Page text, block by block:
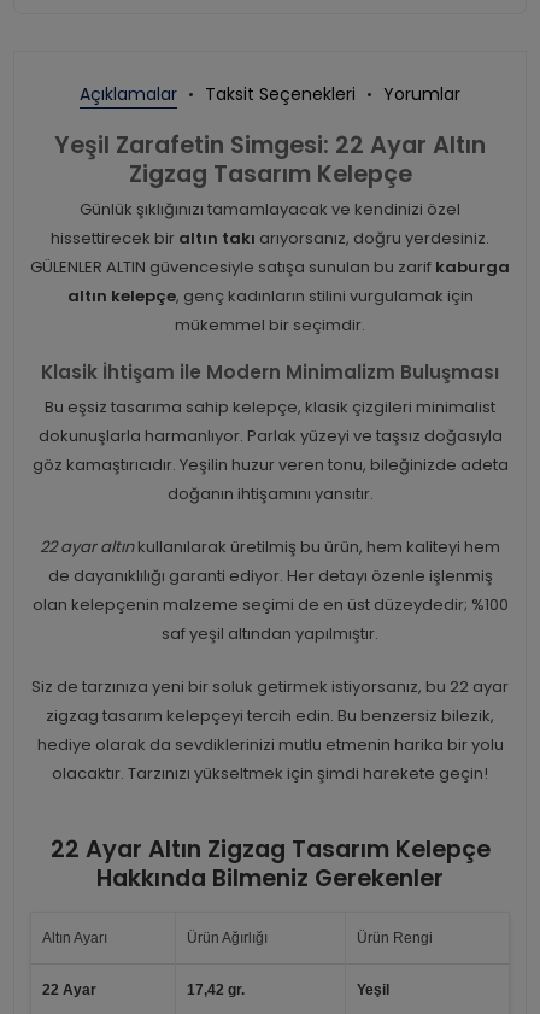
Açıklamalar Taksit Seçenekleri Yorumlar
Yeşil Zarafetin Simgesi: 22 Ayar Altın
Zigzag Tasarım Kelepçe
Günlük şıklığınızı tamamlayacak ve kendinizi özel
hissettirecek bir altın takı arıyorsanız, doğru yerdesiniz.
GÜLENLER ALTIN güvencesiyle satışa sunulan bu zarif kaburga
altın kelepçe, genç kadınların stilini vurgulamak için
mükemmel bir seçimdir.
Klasik İhtişam ile Modern Minimalizm Buluşması
Bu eşsiz tasarıma sahip kelepçe, klasik çizgileri minimalist
dokunuşlarla harmanlıyor. Parlak yüzeyi ve taşsız doğasıyla
göz kamaştırıcıdır. Yeşilin huzur veren tonu, bileğinizde adeta
doğanın ihtişamını yansıtır.
22 ayar altınkullanılarak üretilmiş bu ürün, hem kaliteyi hem
de dayanıklılığı garanti ediyor. Her detayı özenle işlenmiş
olan kelepçenin malzeme seçimi de en üst düzeydedir; %100
saf yeşil altından yapılmıştır.
Siz de tarzınıza yeni bir soluk getirmek istiyorsanız, bu 22 ayar
zigzag tasarım kelepçeyi tercih edin. Bu benzersiz bilezik,
hediye olarak da sevdiklerinizi mutlu etmenin harika bir yolu
olacaktır. Tarzınızı yükseltmek için şimdi harekete geçin!
22 Ayar Altın Zigzag Tasarım Kelepçe
Hakkında Bilmeniz Gerekenler
Altın Ayarı Ürün Ağırlığı Ürün Rengi
22 Ayar 17,42 gr. Yeşil